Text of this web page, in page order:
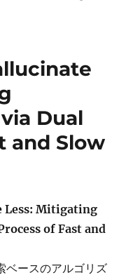
Evolved
Dual
and Slow
Less: Mitigating
of Fast and
ースのアルゴリズ